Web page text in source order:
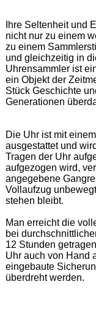
Ihre Seltenheit und
nicht nur zu einem
zu einem
und gleichzeitig in
Uhrensammler ist
ein Objekt der
Stück Geschichte
Generationen
Die Uhr ist mit
ausgestattet und
Tragen der Uhr
aufgezogen wird,
angegebene
Vollaufzug
stehen bleibt.
Man erreicht die
bei
12 Stunden
Uhr auch von Hand
eingebaute
überdreht werden.